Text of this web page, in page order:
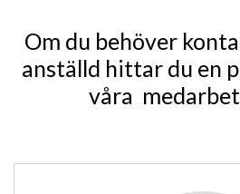
Om du behöver
anställd hittar du en
våra